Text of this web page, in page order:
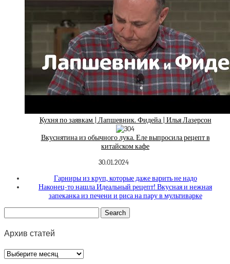
Кухня по заявкам | Лапшевник. Фидейа | Илья Лазерсон
Вкуснятина из обычного лука. Еле выпросила рецепт в
китайском кафе
30.01.2024
Гарниры из круп, которые даже варить не надо
Наконец-то нашла Идеальный рецепт! Вкусная и нежная
запеканка из печени и риса на пару в мультиварке
Архив статей
Архив
статей